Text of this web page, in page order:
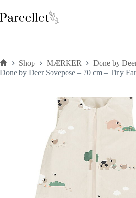
til
indhold
Forside
Shop MÆRKER
Done by
Done by Deer Sovepose – 70 cm – Tiny